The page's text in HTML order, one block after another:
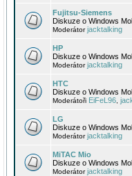
Fujitsu-Siemens
Diskuze o Windows
Moderátorjacktalking
HP
Diskuze o Windows
Moderátorjacktalking
HTC
Diskuze o Windows
Moderátoři EiFeL96
LG
Diskuze o Windows
Moderátorjacktalking
MiTAC Mio
Diskuze o Windows
Moderátorjacktalking